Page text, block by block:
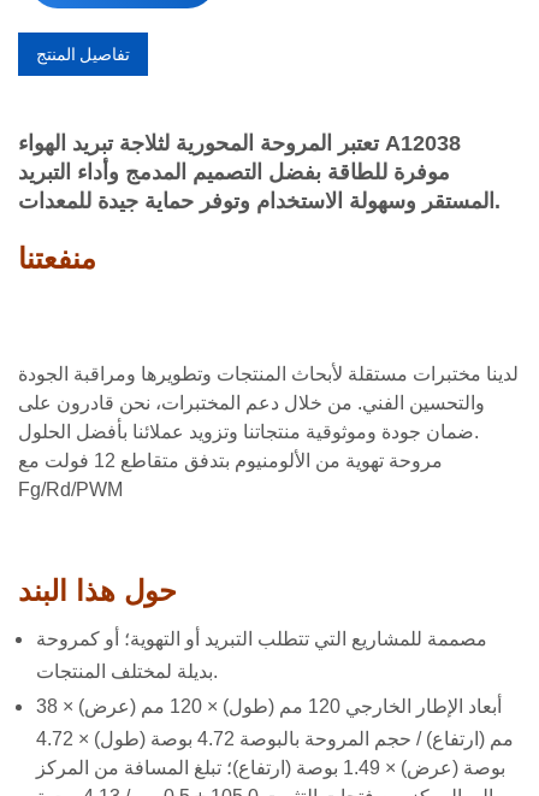
تفاصيل المنتج
تعتبر المروحة المحورية لثلاجة تبريد الهواء A12038
موفرة للطاقة بفضل التصميم المدمج وأداء التبريد
المستقر وسهولة الاستخدام وتوفر حماية جيدة للمعدات.
منفعتنا
لدينا مختبرات مستقلة لأبحاث المنتجات وتطويرها ومراقبة الجودة
والتحسين الفني. من خلال دعم المختبرات، نحن قادرون على
ضمان جودة وموثوقية منتجاتنا وتزويد عملائنا بأفضل الحلول.
مروحة تهوية من الألومنيوم بتدفق متقاطع 12 فولت مع
Fg/Rd/PWM
حول هذا البند
مصممة للمشاريع التي تتطلب التبريد أو التهوية؛ أو كمروحة
بديلة لمختلف المنتجات.
أبعاد الإطار الخارجي 120 مم (طول) × 120 مم (عرض) × 38
مم (ارتفاع) / حجم المروحة بالبوصة 4.72 بوصة (طول) × 4.72
بوصة (عرض) × 1.49 بوصة (ارتفاع)؛ تبلغ المسافة من المركز